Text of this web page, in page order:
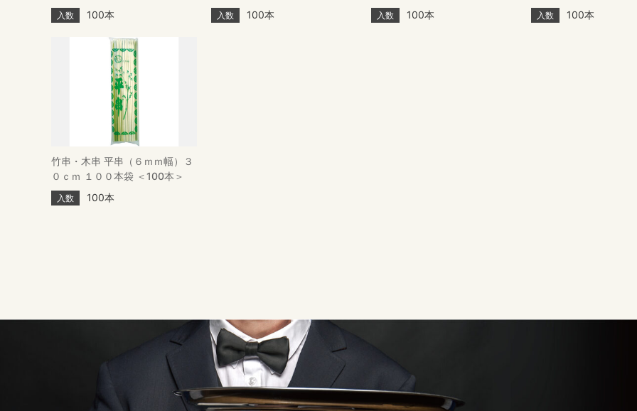
入数 100本 入数 100本 入数 100本 入数 100本
竹串・木串 平串（６ｍｍ幅）３
０ｃｍ １００本袋 ＜100本＞
入数 100本